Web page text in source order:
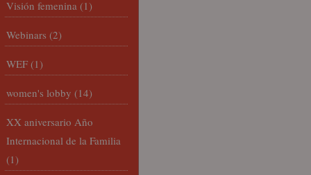
Visión femenina (1)
Webinars (2)
WEF (1)
women's lobby (14)
XX aniversario Año
Internacional de la Familia
(1)